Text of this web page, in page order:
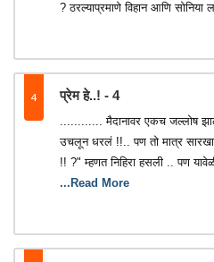
? ठरल्याप्रमाणे विहान आणि
4 प्रेम हे..! - 4
............ मैदानावर एकच जल्लोष
उचलून धरलं !!.. पण तो मात्र सारखा
!! ?" म्हणत निहिरा हसली .. पण
...Read More